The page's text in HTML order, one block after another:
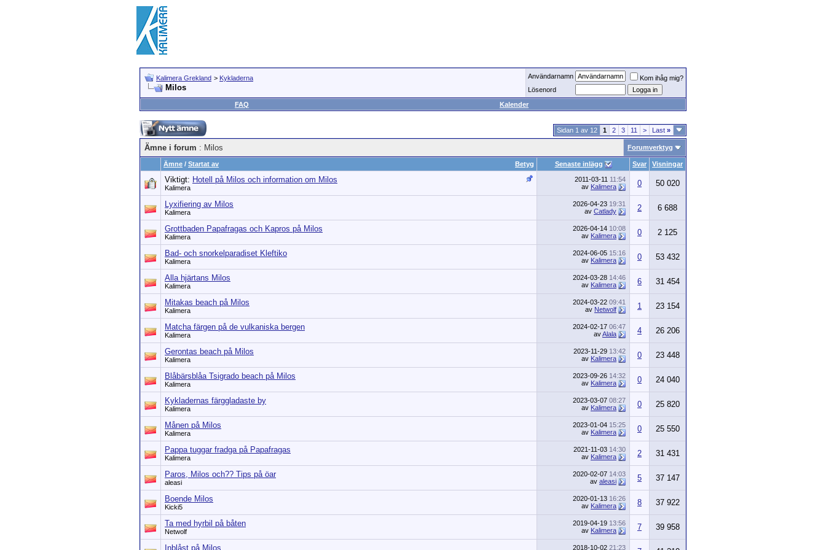
Kalimera Grekland > Kykladerna
Milos
Användarnamn
Kom ihåg mig?
Lösenord
FAQ
Kalender
Sidan 1 av 12 1 2 3 11 > Last »
Ämne i forum : Milos Forumverktyg
Betyg
Ämne / Startat av Senaste inlägg Svar Visningar
Viktigt: Hotell på Milos och information om Milos
Kalimera
2011-03-11 11:54
av Kalimera 0 50 020
Lyxifiering av Milos
Kalimera
2026-04-23 19:31
av Catlady 2 6 688
Grottbaden Papafragas och Kapros på Milos
Kalimera
2026-04-14 10:08
av Kalimera 0 2 125
Bad- och snorkelparadiset Kleftiko
Kalimera
2024-06-05 15:16
av Kalimera 0 53 432
Alla hjärtans Milos
Kalimera
2024-03-28 14:46
av Kalimera 6 31 454
Mitakas beach på Milos
Kalimera
2024-03-22 09:41
av Netwolf 1 23 154
Matcha färgen på de vulkaniska bergen
Kalimera
2024-02-17 06:47
avAlala 4 26 206
Gerontas beach på Milos
Kalimera
2023-11-29 13:42
av Kalimera 0 23 448
Blåbärsblåa Tsigrado beach på Milos
Kalimera
2023-09-26 14:32
av Kalimera 0 24 040
Kykladernas färggladaste by
Kalimera
2023-03-07 08:27
av Kalimera 0 25 820
Månen på Milos
Kalimera
2023-01-04 15:25
av Kalimera 0 25 550
Pappa tuggar fradga på Papafragas
Kalimera
2021-11-03 14:30
av Kalimera 2 31 431
Paros, Milos och?? Tips på öar
aleasi
2020-02-07 14:03
av aleasi 5 37 147
Boende Milos
Kicki5
2020-01-13 16:26
av Kalimera 8 37 922
Ta med hyrbil på båten
Netwolf
2019-04-19 13:56
av Kalimera 7 39 958
Inblåst på Milos 2018-10-02 21:23